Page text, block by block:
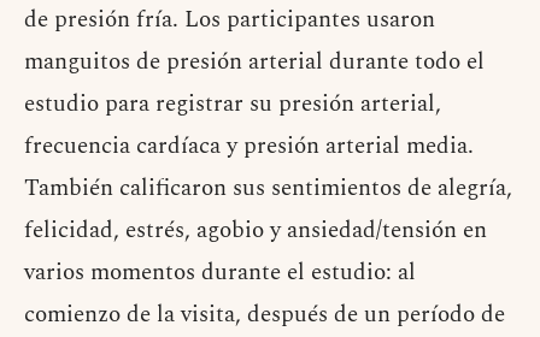
de presión fría. Los participantes usaron
manguitos de presión arterial durante todo el
estudio para registrar su presión arterial,
frecuencia cardíaca y presión arterial media.
También calificaron sus sentimientos de alegría,
felicidad, estrés, agobio y ansiedad/tensión en
varios momentos durante el estudio: al
comienzo de la visita, después de un período de